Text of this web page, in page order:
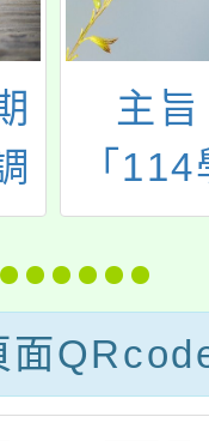
主
「
國學
實施
份，
務請
面